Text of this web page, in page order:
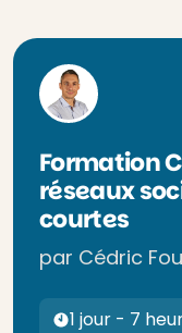
Formation
réseaux
courtes
par Cédric
1 jour - 7